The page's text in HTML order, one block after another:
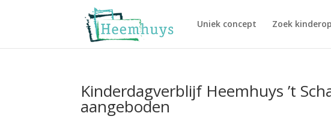
Uniek concept Zoek
Kinderdagverblijf Heemhuys ’t
aangeboden